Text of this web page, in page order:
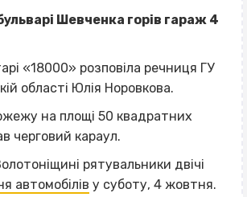
Шевченка горів гараж 4
«18000» розповіла речниця ГУ
області Юлія Норовкова.
на площі 50 квадратних
черговий караул.
рятувальники двічі
автомобілів у суботу, 4 жовтня.